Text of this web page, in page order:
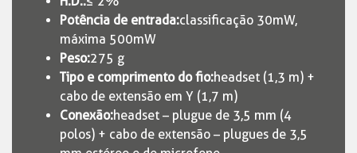
Potência de entrada:classi­ficação 30mW,
máxima 500mW
Peso:275 g
Tipo e comprimento do fio:headset (1,3 m) +
cabo de extensão em Y (1,7 m)
Conexão:headset – plugue de 3,5 mm (4
polos) + cabo de extensão – plugues de 3,5